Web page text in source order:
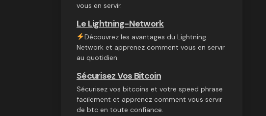
vous en servir.
Le Lightning-Network
Découvrez les avantages du Lightning
Network et apprenez comment vous en servir
au quotidien.
Sécurisez Vos Bitcoin
Sécurisez vos bitcoins et votre speed phrase
facilement et apprenez comment vous servir
de btc en toute confiance.